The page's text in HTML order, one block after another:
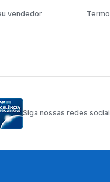
vendedor
Siga nossas redes